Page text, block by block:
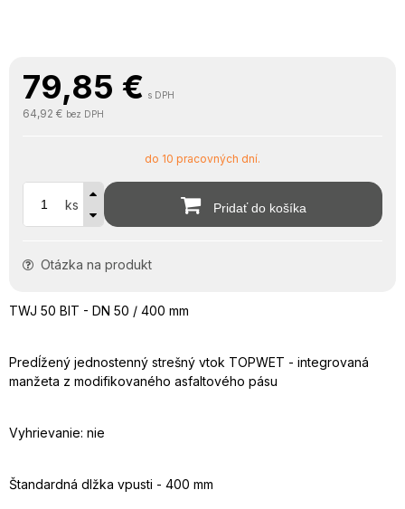
79,85 € s DPH
64,92 € bez DPH
do 10 pracovných dní.
ks Pridať do košíka
Otázka na produkt
TWJ 50 BIT - DN 50 / 400 mm
Predĺžený jednostenný strešný vtok TOPWET - integrovaná
manžeta z modifikovaného asfaltového pásu
Vyhrievanie: nie
Štandardná dlžka vpusti - 400 mm